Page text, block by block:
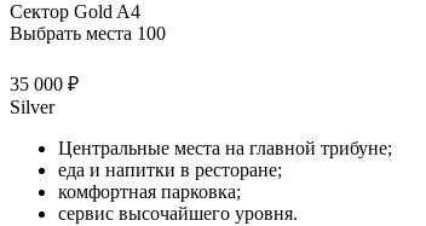
Сектор Gold A4
Выбрать места 100
35 000 ₽
Silver
Центральные места на главной трибуне;
еда и напитки в ресторане;
комфортная парковка;
сервис высочайшего уровня.